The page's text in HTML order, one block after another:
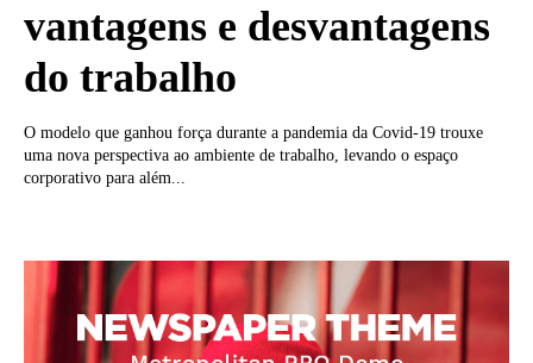
vantagens e desvantagens
do trabalho
O modelo que ganhou força durante a pandemia da Covid-19 trouxe
uma nova perspectiva ao ambiente de trabalho, levando o espaço
corporativo para além...